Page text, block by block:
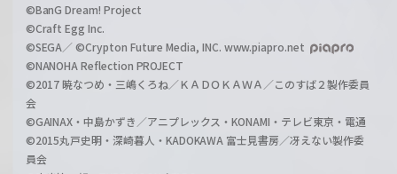
©BanG Dream! Project
©Craft Egg Inc.
©SEGA／ ©Crypton Future Media, INC. www.piapro.net
©NANOHA Reflection PROJECT
©2017 暁なつめ・三嶋くろね／ＫＡＤＯＫＡＷＡ／このすば２製作委員
会
©GAINAX・中島かずき／アニプレックス・KONAMI・テレビ東京・電通
©2015丸戸史明・深崎暮人・KADOKAWA 富士見書房／冴えない製作委
員会